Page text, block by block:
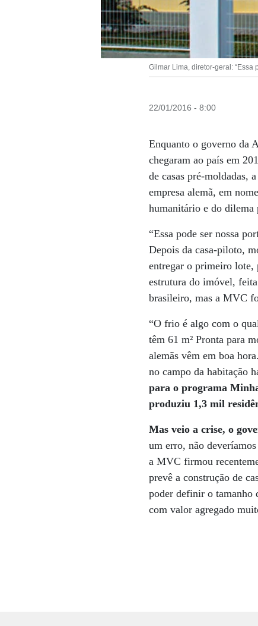
Gilmar Lima, diretor-geral:
22/01/2016 - 8:00
Enquanto o governo da
chegaram ao país em
de casas pré-moldadas,
empresa alemã, em
humanitário e do
“Essa pode ser nossa
Depois da casa-piloto,
entregar o primeiro lote,
estrutura do imóvel,
brasileiro, mas a MVC
“O frio é algo com o
têm 61 m² Pronta para
alemãs vêm em boa
no campo da habitação
para o programa
produziu 1,3 mil
Mas veio a crise, o
um erro, não
a MVC firmou
prevê a construção de
poder definir o tamanho
com valor agregado